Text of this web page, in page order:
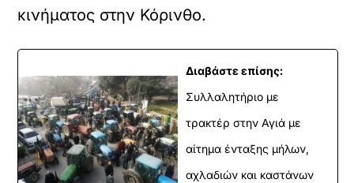
κινήματος στην Κόρινθο.
Διαβάστε επίσης:
Συλλαλητήριο με
τρακτέρ στην Αγιά με
αίτημα ένταξης μήλων,
αχλαδιών και καστάνων